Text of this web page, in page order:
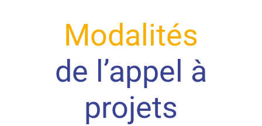
Modalités
de l’appel à
projets